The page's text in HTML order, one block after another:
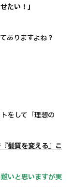
たい！」
ありますよね？
をして「理想の
髪質を変える』こ
いと思いますが実